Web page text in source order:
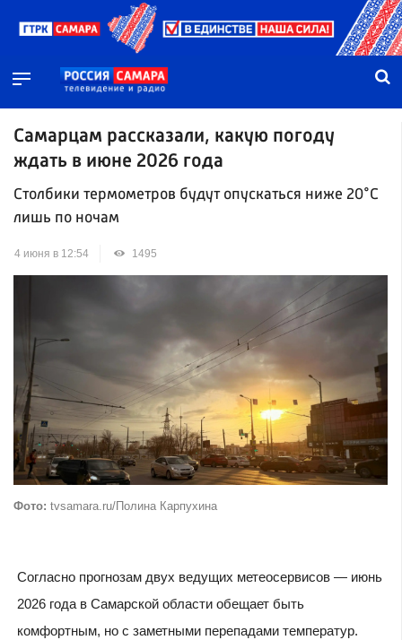
Самарцам рассказали, какую погоду
ждать в июне 2026 года
Столбики термометров будут опускаться ниже 20°C
лишь по ночам
4 июня в 12:54 1495
Фото: tvsamara.ru/Полина Карпухина
Согласно прогнозам двух ведущих метеосервисов — июнь
2026 года в Самарской области обещает быть
комфортным, но с заметными перепадами температур.